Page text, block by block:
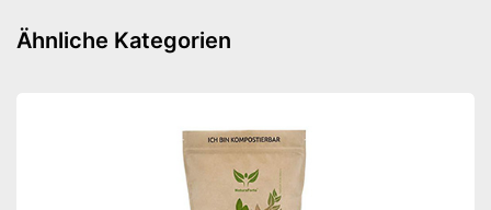
Ähnliche Kategorien